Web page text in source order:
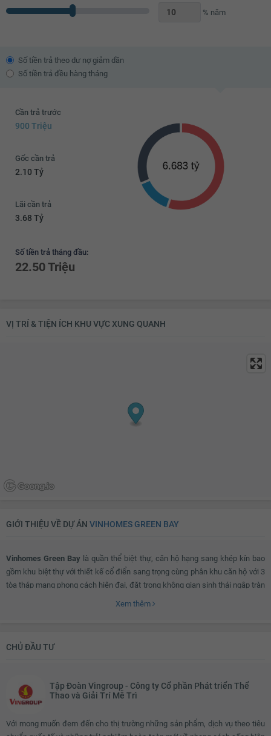
% năm
Số tiền trả theo dư nợ giảm dần
Số tiền trả đều hàng tháng
Cần trả trước
900 Triệu
Gốc cần trả
2.10 Tỷ
Lãi cần trả
3.68 Tỷ
Số tiền trả tháng đầu:
22.50 Triệu
VỊ TRÍ & TIỆN ÍCH KHU VỰC XUNG QUANH
GIỚI THIỆU VỀ DỰ ÁN VINHOMES GREEN BAY
Vinhomes Green Bay là quần thể biệt thự, căn hộ hạng sang khép kín bao
gồm khu biệt thự với thiết kế cổ điển sang trọng cùng phân khu căn hộ với 3
tòa tháp mang phong cách hiện đại, đặt trong không gian sinh thái ngập tràn
Vinhomes Green Bay ở đâu?
Với vị trí đẹp nằm ngay mặt tiền cao tốc Láng Hoà Lạc, dự án giúp cư dân
như kết nối thuận tiện tới các tuyến đường trọng điểm và các tỉnh lân cận.
Xem thêm
CHỦ ĐẦU TƯ
Tập Đoàn Vingroup - Công ty Cổ phần Phát triển Thể
Thao và Giải Trí Mễ Trì
Với mong muốn đem đến cho thị trường những sản phẩm, dịch vụ theo tiêu